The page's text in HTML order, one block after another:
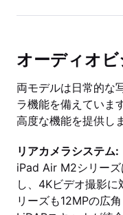
オーディオ
両モデルは日常的な
ラ機能を備えていま
高度な機能を提供し
リアカメラシステム:
iPad Air M2シリー
し、4Kビデオ撮影
リーズも12MPの広